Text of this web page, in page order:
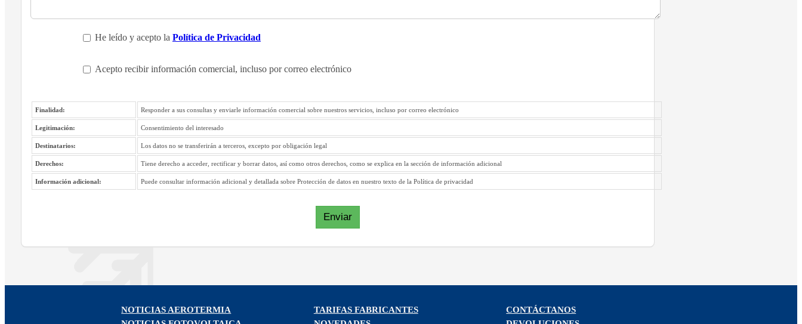
He leído y acepto la Política de Privacidad
Acepto recibir información comercial, incluso por correo electrónico
Finalidad: Responder a sus consultas y enviarle información comercial sobre nuestros servicios, incluso por correo electrónico
Legitimación: Consentimiento del interesado
Destinatarios: Los datos no se transferirán a terceros, excepto por obligación legal
Derechos: Tiene derecho a acceder, rectificar y borrar datos, así como otros derechos, como se explica en la sección de información adicional
Información adicional: Puede consultar información adicional y detallada sobre Protección de datos en nuestro texto de la Política de privacidad
Enviar
NOTICIAS AEROTERMIA
TARIFAS FABRICANTES
CONTÁCTANOS